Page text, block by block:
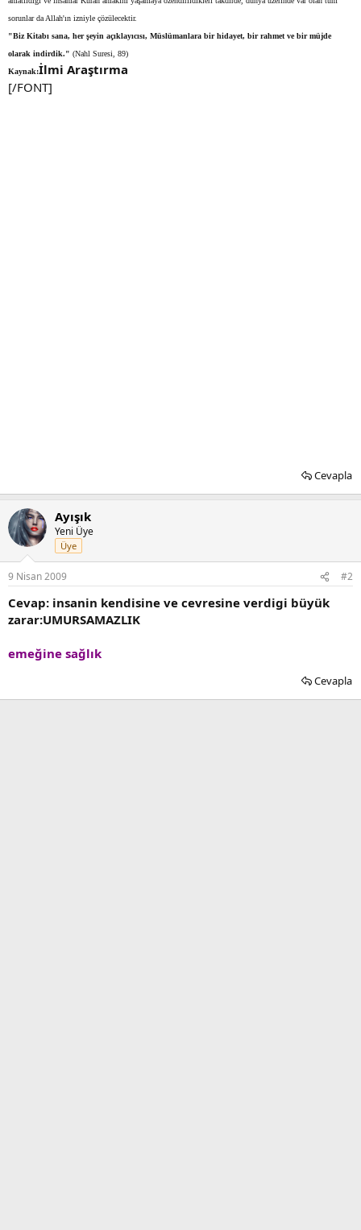
sorunlar da Allah'ın izniyle çözülecektir.
"Biz Kitabı sana, her şeyin açıklayıcısı, Müslümanlara bir hidayet, bir rahmet ve bir müjde
olarak indirdik." (Nahl Suresi, 89)
Kaynak:İlmi Araştırma
[/FONT]
Cevapla
Ayışık
Yeni Üye
Üye
9 Nisan 2009 #2
Cevap: insanin kendisine ve cevresine verdigi büyük
zarar:UMURSAMAZLIK
emeğine sağlık
Cevapla